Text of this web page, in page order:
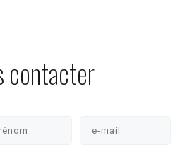
contacter